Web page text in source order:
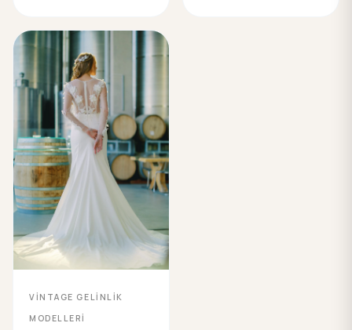
VİNTAGE GELİNLİK
MODELLERİ